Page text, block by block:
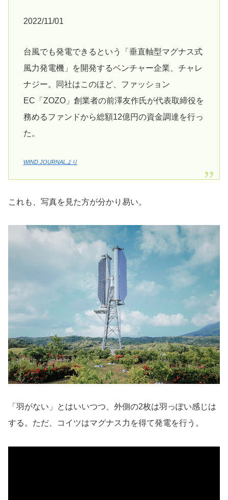
2022/11/01
台風でも発電できるという「垂直軸型マグナス式
風力発電機」を開発するベンチャー企業、チャレ
ナジー。同社はこのほど、ファッション
EC「ZOZO」創業者の前澤友作氏が代表取締役を
務めるファンドから総額12億円の資金調達を行っ
た。
WIND JOURNALより
これも、写真を見た方が分かり易い。
「羽がない」とはいいつつ、外側の2枚は羽っぽい感じは
する。ただ、コイツはマグナス力を得て発電を行う。